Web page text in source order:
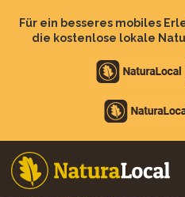
zumFür ein besseres mobiles
die kostenlose lokale